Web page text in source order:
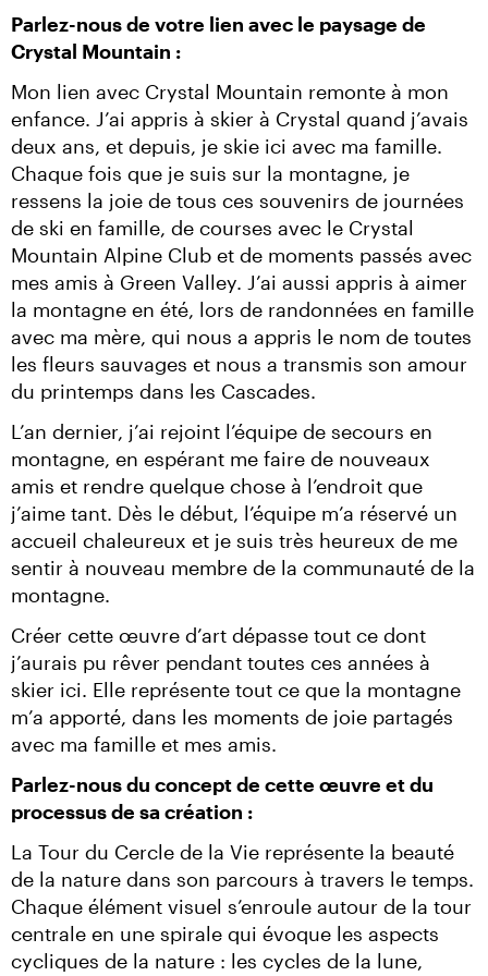
Parlez-nous de votre lien avec le paysage de
Crystal Mountain :
Mon lien avec Crystal Mountain remonte à mon
enfance. J’ai appris à skier à Crystal quand j’avais
deux ans, et depuis, je skie ici avec ma famille.
Chaque fois que je suis sur la montagne, je
ressens la joie de tous ces souvenirs de journées
de ski en famille, de courses avec le Crystal
Mountain Alpine Club et de moments passés avec
mes amis à Green Valley. J’ai aussi appris à aimer
la montagne en été, lors de randonnées en famille
avec ma mère, qui nous a appris le nom de toutes
les fleurs sauvages et nous a transmis son amour
du printemps dans les Cascades.
L’an dernier, j’ai rejoint l’équipe de secours en
montagne, en espérant me faire de nouveaux
amis et rendre quelque chose à l’endroit que
j’aime tant. Dès le début, l’équipe m’a réservé un
accueil chaleureux et je suis très heureux de me
sentir à nouveau membre de la communauté de la
montagne.
Créer cette œuvre d’art dépasse tout ce dont
j’aurais pu rêver pendant toutes ces années à
skier ici. Elle représente tout ce que la montagne
m’a apporté, dans les moments de joie partagés
avec ma famille et mes amis.
Parlez-nous du concept de cette œuvre et du
processus de sa création :
La Tour du Cercle de la Vie représente la beauté
de la nature dans son parcours à travers le temps.
Chaque élément visuel s’enroule autour de la tour
centrale en une spirale qui évoque les aspects
cycliques de la nature : les cycles de la lune,